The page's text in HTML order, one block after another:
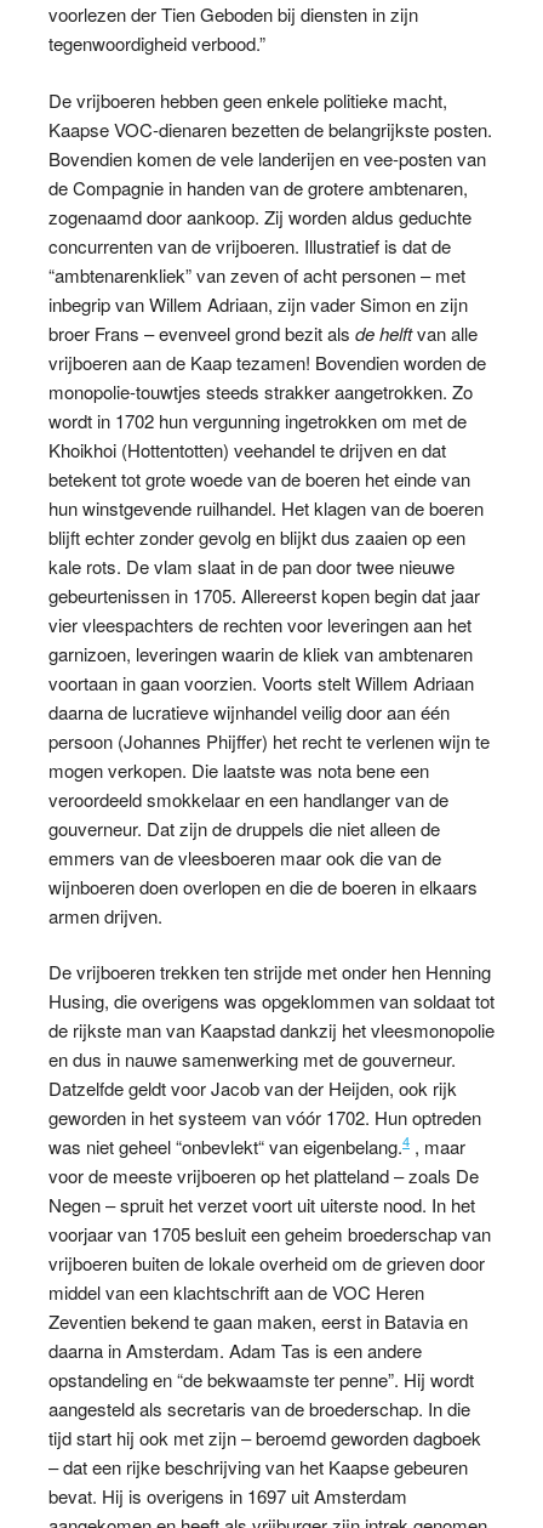
voorlezen der Tien Geboden bij diensten in zijn
tegenwoordigheid verbood.”
De vrijboeren hebben geen enkele politieke macht,
Kaapse VOC-dienaren bezetten de belangrijkste posten.
Bovendien komen de vele landerijen en vee-posten van
de Compagnie in handen van de grotere ambtenaren,
zogenaamd door aankoop. Zij worden aldus geduchte
concurrenten van de vrijboeren. Illustratief is dat de
“ambtenarenkliek” van zeven of acht personen – met
inbegrip van Willem Adriaan, zijn vader Simon en zijn
broer Frans – evenveel grond bezit als de helftvan alle
vrijboeren aan de Kaap tezamen! Bovendien worden de
monopolie-touwtjes steeds strakker aangetrokken. Zo
wordt in 1702 hun vergunning ingetrokken om met de
Khoikhoi (Hottentotten) veehandel te drijven en dat
betekent tot grote woede van de boeren het einde van
hun winstgevende ruilhandel. Het klagen van de boeren
blijft echter zonder gevolg en blijkt dus zaaien op een
kale rots. De vlam slaat in de pan door twee nieuwe
gebeurtenissen in 1705. Allereerst kopen begin dat jaar
vier vleespachters de rechten voor leveringen aan het
garnizoen, leveringen waarin de kliek van ambtenaren
voortaan in gaan voorzien. Voorts stelt Willem Adriaan
daarna de lucratieve wijnhandel veilig door aan één
persoon (Johannes Phijffer) het recht te verlenen wijn te
mogen verkopen. Die laatste was nota bene een
veroordeeld smokkelaar en een handlanger van de
gouverneur. Dat zijn de druppels die niet alleen de
emmers van de vleesboeren maar ook die van de
wijnboeren doen overlopen en die de boeren in elkaars
armen drijven.
De vrijboeren trekken ten strijde met onder hen Henning
Husing, die overigens was opgeklommen van soldaat tot
de rijkste man van Kaapstad dankzij het vleesmonopolie
en dus in nauwe samenwerking met de gouverneur.
Datzelfde geldt voor Jacob van der Heijden, ook rijk
geworden in het systeem van vóór 1702. Hun optreden
was niet geheel “onbevlekt“ van eigenbelang.4 , maar
voor de meeste vrijboeren op het platteland – zoals De
Negen – spruit het verzet voort uit uiterste nood. In het
voorjaar van 1705 besluit een geheim broederschap van
vrijboeren buiten de lokale overheid om de grieven door
middel van een klachtschrift aan de VOC Heren
Zeventien bekend te gaan maken, eerst in Batavia en
daarna in Amsterdam. Adam Tas is een andere
opstandeling en “de bekwaamste ter penne”. Hij wordt
aangesteld als secretaris van de broederschap. In die
tijd start hij ook met zijn – beroemd geworden dagboek
– dat een rijke beschrijving van het Kaapse gebeuren
bevat. Hij is overigens in 1697 uit Amsterdam